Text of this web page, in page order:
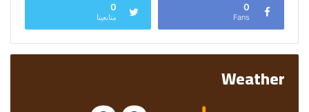
0
Fans
0
متابعينا
Weather